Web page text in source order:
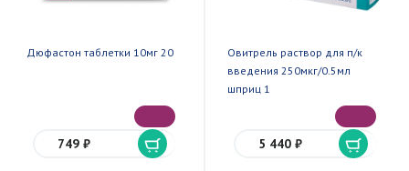
Дюфастон таблетки 10мг 20
749 ₽
Овитрель раствор для п/к
введения 250мкг/0.5мл
шприц 1
5 440 ₽